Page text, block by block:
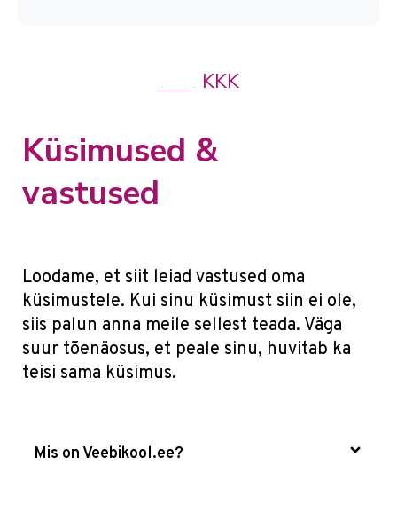
KKK
Küsimused &
vastused
Loodame, et siit leiad vastused oma
küsimustele. Kui sinu küsimust siin ei ole,
siis palun anna meile sellest teada. Väga
suur tõenäosus, et peale sinu, huvitab ka
teisi sama küsimus.
Mis on Veebikool.ee?